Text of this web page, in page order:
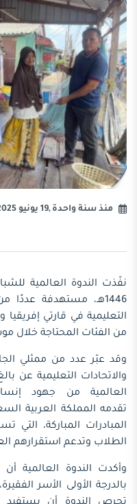
منذ سنة واحدة ,19 يونيو 2025
نفّذت الندوة العالمية
1446هـ، مستهدفة
التعليمية في قارتي
من الفئات المحتاجة خلال
وقد عبّر عدد من ممثلي
والاتحادات التعليمية عن
العالمية من جهود
تقدمه المملكة العربية
المبادرات المباركة،
الطلاب وتدعم استقرارهم
وأكدت الندوة العالمية
بالدرجة الأولى الأسر